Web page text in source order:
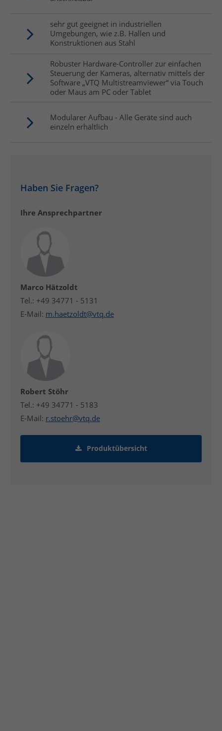
sehr gut geeignet in industriellen
Umgebungen, wie z.B. Hallen und
Konstruktionen aus Stahl
Robuster Hardware-Controller zur einfachen
Steuerung der Kameras, alternativ mittels der
Software „VTQ Multistreamviewer“ via Touch
oder Maus am PC oder Tablet
Modularer Aufbau - Alle Geräte sind auch
einzeln erhältlich
Haben Sie Fragen?
Ihre Ansprechpartner
Marco Hätzoldt
Tel.: +49 34771 - 5131
E-Mail: m.haetzoldt@vtq.de
Robert Stöhr
Tel.: +49 34771 - 5183
E-Mail: r.stoehr@vtq.de
Produktübersicht